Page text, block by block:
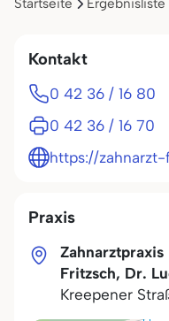
Startseite Ergebnisliste
Praxis
Fritzsch, Dr.
Kreepener
Kontakt
0 42 36 / 16 80
0 42 36 / 16 70
https://zahnarzt-